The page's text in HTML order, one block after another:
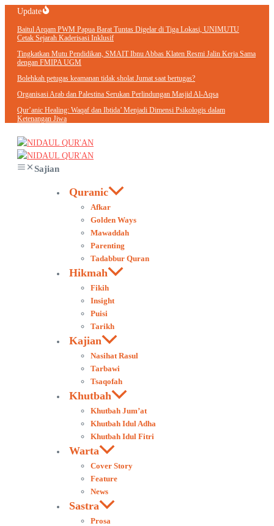
Lewati
konten
Update
Baitul Arqam PWM Papua Barat Tuntas Digelar di Tiga Lokasi, UNIMUTU
Cetak Sejarah Kaderisasi Inklusif
Tingkatkan Mutu Pendidikan, SMAIT Ibnu Abbas Klaten Resmi Jalin Kerja Sama
dengan FMIPA UGM
Bolehkah petugas keamanan tidak sholat Jumat saat bertugas?
Organisasi Arab dan Palestina Serukan Perlindungan Masjid Al-Aqsa
Qur’anic Healing: Waqaf dan Ibtida’ Menjadi Dimensi Psikologis dalam
Ketenangan Jiwa
Sajian
Quranic
Afkar
Golden Ways
Mawaddah
Parenting
Tadabbur Quran
Hikmah
Fikih
Insight
Puisi
Tarikh
Kajian
Nasihat Rasul
Tarbawi
Tsaqofah
Khutbah
Khutbah Jum’at
Khutbah Idul Adha
Khutbah Idul Fitri
Warta
Cover Story
Feature
News
Sastra
Prosa